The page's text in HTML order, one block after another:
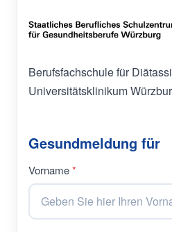
Berufsfachschule für
Universitätsklinikum
Gesundmeldung für
Vorname